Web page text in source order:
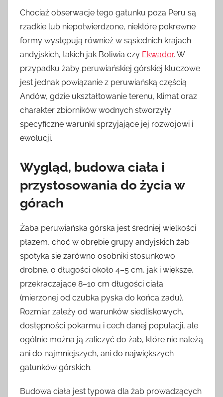
Chociaż obserwacje tego gatunku poza Peru są
rzadkie lub niepotwierdzone, niektóre pokrewne
formy występują również w sąsiednich krajach
andyjskich, takich jak Boliwia czy Ekwador. W
przypadku żaby peruwiańskiej górskiej kluczowe
jest jednak powiązanie z peruwiańską częścią
Andów, gdzie ukształtowanie terenu, klimat oraz
charakter zbiorników wodnych stworzyły
specyficzne warunki sprzyjające jej rozwojowi i
ewolucji.
Wygląd, budowa ciała i
przystosowania do życia w
górach
Żaba peruwiańska górska jest średniej wielkości
płazem, choć w obrębie grupy andyjskich żab
spotyka się zarówno osobniki stosunkowo
drobne, o długości około 4–5 cm, jak i większe,
przekraczające 8–10 cm długości ciała
(mierzonej od czubka pyska do końca zadu).
Rozmiar zależy od warunków siedliskowych,
dostępności pokarmu i cech danej populacji, ale
ogólnie można ją zaliczyć do żab, które nie należą
ani do najmniejszych, ani do największych
gatunków górskich.
Budowa ciała jest typowa dla żab prowadzących